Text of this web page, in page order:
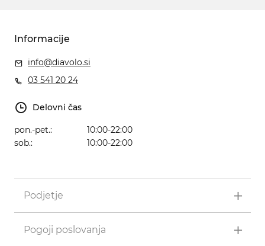
Informacije
info@diavolo.si
03 541 20 24
Delovni čas
pon.-pet.:
10:00-22:00
sob.:
10:00-22:00
Podjetje
Pogoji poslovanja